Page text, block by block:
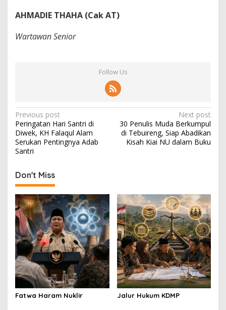
AHMADIE THAHA (Cak AT)
Wartawan Senior
Follow Us
P
o
s
t
n
a
v
i
g
a
t
i
o
n
Previous post
Peringatan Hari Santri di
Diwek, KH Falaqul Alam
Serukan Pentingnya Adab
Santri
Next post
30 Penulis Muda Berkumpul
di Tebuireng, Siap Abadikan
Kisah Kiai NU dalam Buku
Don't Miss
Fatwa Haram Nuklir Jalur Hukum KDMP